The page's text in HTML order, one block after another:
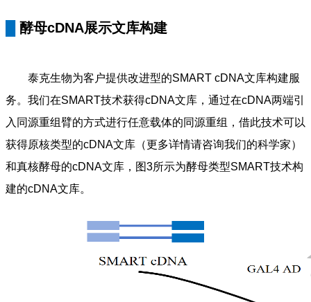
酵母cDNA展示文库构建
泰克生物为客户提供改进型的SMART cDNA文库构建服
务。我们在SMART技术获得cDNA文库，通过在cDNA两端引
入同源重组臂的方式进行任意载体的同源重组，借此技术可以
获得原核类型的cDNA文库（更多详情请咨询我们的科学家）
和真核酵母的cDNA文库，图3所示为酵母类型SMART技术构
建的cDNA文库。